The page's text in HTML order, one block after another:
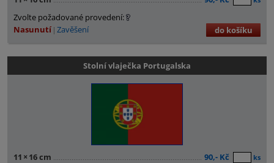
Zvolte požadované provedení:
Nasunutí Zavěšení do košíku
Stolní vlaječka Portugalska
11 × 16 cm 90,- Kč ks